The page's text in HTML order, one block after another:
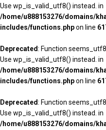
Use wp_is_valid_utf8() instead. in
/home/u888153276/domains/
includes/functions.phpon line
Deprecated: Function
Use wp_is_valid_utf8() instead. in
/home/u888153276/domains/
includes/functions.phpon line
Deprecated: Function
Use wp_is_valid_utf8() instead. in
/home/u888153276/domains/